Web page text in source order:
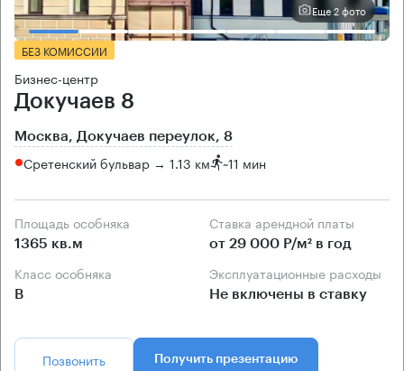
Еще 2 фото
БЕЗ КОМИССИИ
Бизнес-центр
Докучаев 8
Москва, Докучаев переулок, 8
Сретенский бульвар → 1.13 км ~11 мин
Площадь особняка
1365 кв.м
Ставка арендной платы
от 29 000 Р/м² в год
Класс особняка
B
Эксплуатационные расходы
Не включены в ставку
Позвонить Получить презентацию